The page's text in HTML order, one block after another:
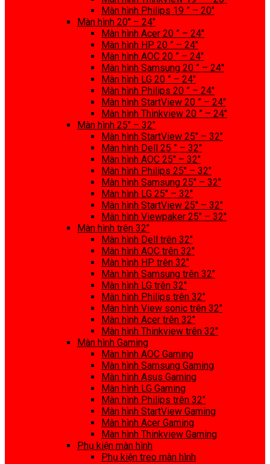
Màn hình Philips 19 ” – 20″
Màn hình 20″ – 24″
Màn hình Acer 20 ” – 24″
Màn hình HP 20 ” – 24″
Màn hình AOC 20 ” – 24″
Màn hình Samsung 20 ” – 24″
Màn hình LG 20 ” – 24″
Màn hình Philips 20 ” – 24″
Màn hình StartView 20 ” – 24″
Màn hình Thinkview 20 ” – 24″
Màn hình 25″ – 32″
Màn hình StartView 25″ – 32″
Màn hình Dell 25 ” – 32″
Màn hình AOC 25″ – 32″
Màn hình Philips 25″ – 32″
Màn hình Samsung 25″ – 32″
Màn hình LG 25″ – 32″
Màn hình StartView 25″ – 32″
Màn hình Viewpaker 25″ – 32″
Màn hình trên 32″
Màn hình Dell trên 32″
Màn hình AOC trên 32″
Màn hình HP trên 32″
Màn hình Samsung trên 32″
Màn hình LG trên 32″
Màn hình Philips trên 32″
Màn hình View sonic trên 32″
Màn hình Acer trên 32″
Màn hình Thinkview trên 32″
Màn hình Gaming
Màn hình AOC Gaming
Màn hình Samsung Gaming
Màn hình Asus Gaming
Màn hình LG Gaming
Màn hình Philips trên 32″
Màn hình StartView Gaming
Màn hình Acer Gaming
Màn hình Thinkview Gaming
Phụ kiện màn hình
Phụ kiện treo màn hình